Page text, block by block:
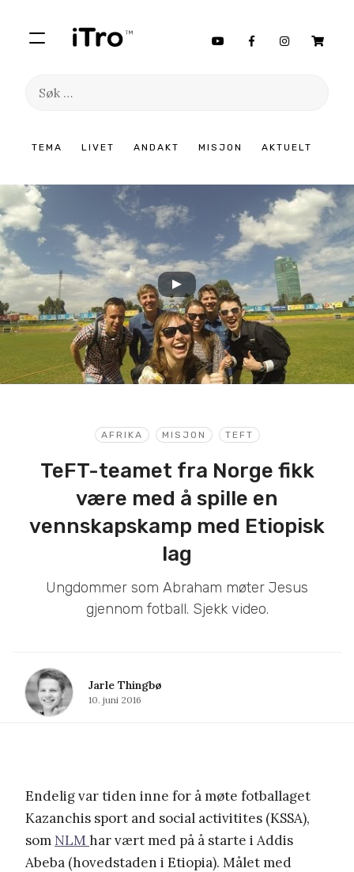
TEMA LIVET ANDAKT MISJON AKTUELT
Søk
innhold
AFRIKA MISJON TEFT
TeFT-teamet fra Norge fikk
være med å spille en
vennskapskamp med Etiopisk
lag
Ungdommer som Abraham møter Jesus
gjennom fotball. Sjekk video.
Jarle Thingbø
10. juni 2016
Endelig var tiden inne for å møte fotballaget
Kazanchis sport and social activitites (KSSA),
som NLMhar vært med på å starte i Addis
Abeba (hovedstaden i Etiopia). Målet med